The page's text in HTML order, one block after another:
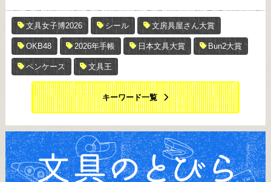
文具女子博2026 シール 文房具屋さん大賞
OKB48 2026年手帳 日本文具大賞 Bun2大賞
ペンケース 文具王
キーワード一覧